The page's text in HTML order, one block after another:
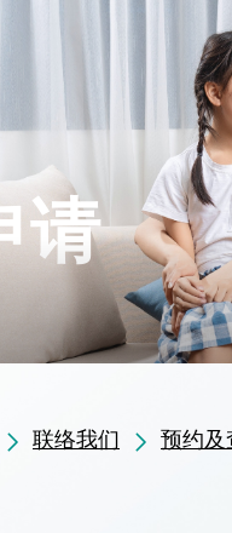
请
联络我们 预约及